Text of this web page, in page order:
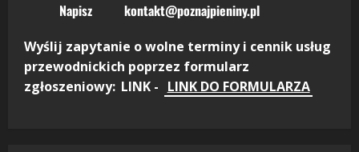
Napisz kontakt@poznajpieniny.pl
Wyślij zapytanie o wolne terminy i cennik usług
przewodnickich poprzez formularz
zgłoszeniowy: LINK - LINK DO FORMULARZA